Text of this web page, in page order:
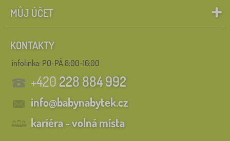
MŮJ ÚČET
KONTAKTY
infolinka: PO-PÁ 8:00-16:00
+420228 884 992
info@babynabytek.cz
kariéra - volná místa